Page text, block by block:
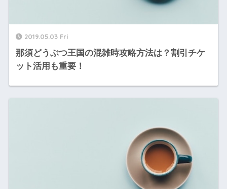
2019.05.03 Fri
那須どうぶつ王国の混雑時攻略方法は？割引チケ
ット活用も重要！